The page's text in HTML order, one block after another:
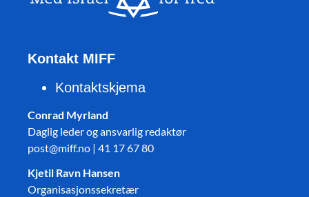
Kontakt MIFF
Kontaktskjema
Conrad Myrland
Daglig leder og ansvarlig redaktør
post@miff.no | 41 17 67 80
Kjetil Ravn Hansen
Organisasjonssekretær